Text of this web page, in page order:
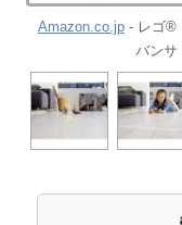
Amazon.co.jp - レゴ®
バンサ